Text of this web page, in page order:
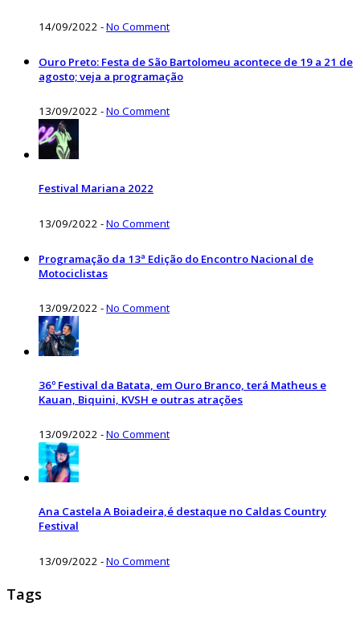
14/09/2022 -No Comment
Ouro Preto: Festa de São Bartolomeu acontece de 19 a 21 de
agosto; veja a programação
13/09/2022 -No Comment
Festival Mariana 2022
13/09/2022 -No Comment
Programação da 13ª Edição do Encontro Nacional de
Motociclistas
13/09/2022 -No Comment
36º Festival da Batata, em Ouro Branco, terá Matheus e
Kauan, Biquini, KVSH e outras atrações
13/09/2022 -No Comment
Ana Castela A Boiadeira,é destaque no Caldas Country
Festival
13/09/2022 -No Comment
Tags